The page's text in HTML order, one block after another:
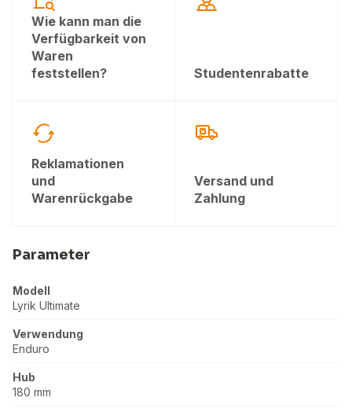
Wie kann man die
Verfügbarkeit von
Waren
feststellen?
Studentenrabatte
Reklamationen
und
Warenrückgabe
Versand und
Zahlung
Parameter
Modell
Lyrik Ultimate
Verwendung
Enduro
Hub
180 mm